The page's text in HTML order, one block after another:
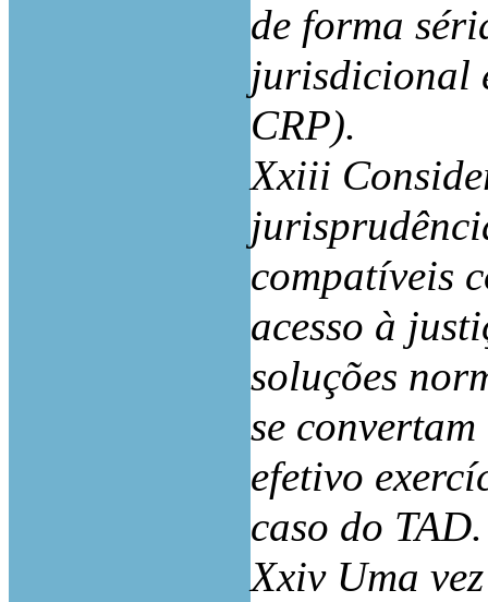
de forma
jurisdicional
CRP).
Xxiii
compatíveis
acesso à
soluções
se
efetivo
caso do TAD.
Xxiv Uma